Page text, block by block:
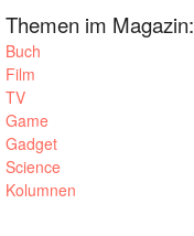
Themen im Magazin:
Buch
Film
TV
Game
Gadget
Science
Kolumnen